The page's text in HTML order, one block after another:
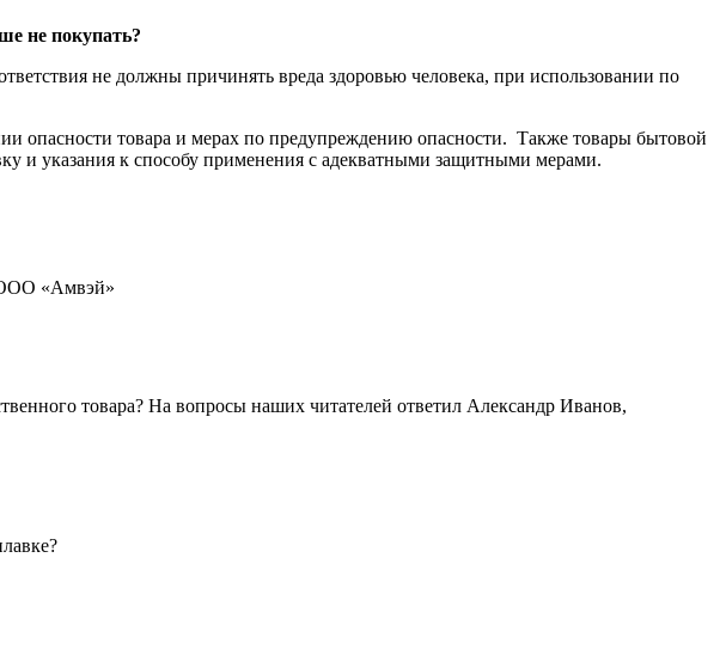
не покупать?
не должны причинять вреда здоровью человека, при использовании по
опасности товара и мерах по предупреждению опасности. Также товары бытовой
и указания к способу применения с адекватными защитными мерами.
ООО «Амвэй»
товара? На вопросы наших читателей ответил Александр Иванов,